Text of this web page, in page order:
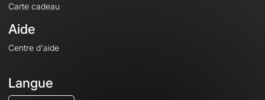
Carte cadeau
Aide
Centre d'aide
Langue